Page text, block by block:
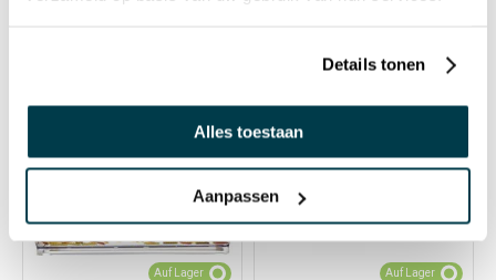
Details tonen
Alles toestaan
Aanpassen
Auf Lager
NEU
Auf Lager